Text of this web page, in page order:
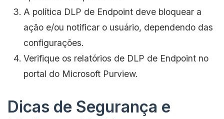
A política DLP de Endpoint deve bloquear a
ação e/ou notificar o usuário, dependendo das
configurações.
Verifique os relatórios de DLP de Endpoint no
portal do Microsoft Purview.
Dicas de Segurança e